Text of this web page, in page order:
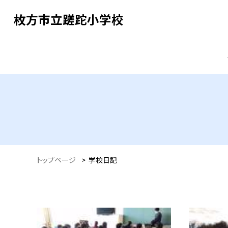
枚方市立蹉跎小学校
トップページ > 学校日記